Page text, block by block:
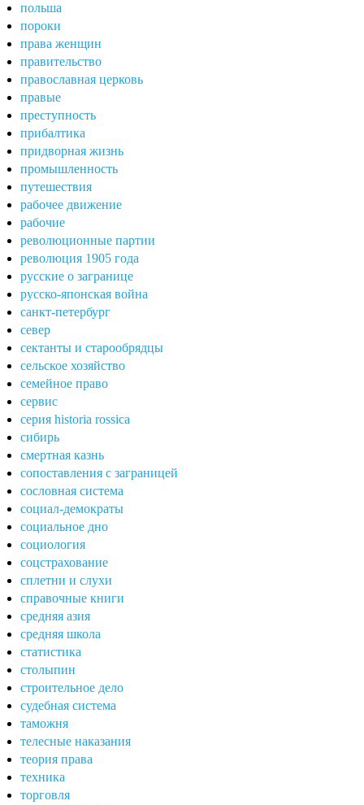
польша
пороки
права женщин
правительство
православная церковь
правые
преступность
прибалтика
придворная жизнь
промышленность
путешествия
рабочее движение
рабочие
революционные партии
революция 1905 года
русские о загранице
русско-японская война
санкт-петербург
север
сектанты и старообрядцы
сельское хозяйство
семейное право
сервис
серия historia rossica
сибирь
смертная казнь
сопоставления с заграницей
сословная система
социал-демократы
социальное дно
социология
соцстрахование
сплетни и слухи
справочные книги
средняя азия
средняя школа
статистика
столыпин
строительное дело
судебная система
таможня
телесные наказания
теория права
техника
торговля